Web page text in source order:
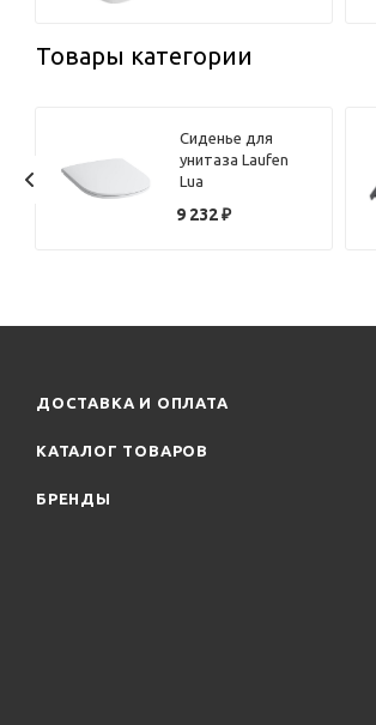
Товары категории
Сиденье для
унитаза Laufen
Lua
петли хром, с
9 232₽
ДОСТАВКА И ОПЛАТА
КАТАЛОГ ТОВАРОВ
БРЕНДЫ